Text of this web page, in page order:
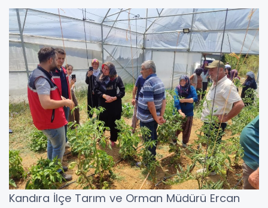
Kandıra İlçe Tarım ve Orman Müdürü Ercan